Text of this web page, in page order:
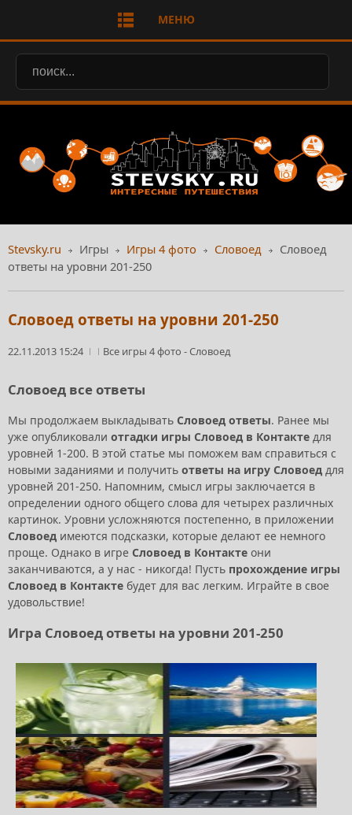
МЕНЮ
Stevsky.ru Игры Игры 4 фото Словоед
Словоед
ответы на уровни 201-250
Словоед ответы на уровни 201-250
22.11.2013 15:24 Все игры 4 фото -Словоед
Словоед все ответы
Мы продолжаем выкладывать Словоед ответы. Ранее мы
уже опубликовали отгадки игры Словоед в Контакте для
уровней 1-200. В этой статье мы поможем вам справиться с
новыми заданиями и получить ответы на игру Словоед для
уровней 201-250. Напомним, смысл игры заключается в
определении одного общего слова для четырех различных
картинок. Уровни усложняются постепенно, в приложении
Словоед имеются подсказки, которые делают ее немного
проще. Однако в игре Словоед в Контакте они
заканчиваются, а у нас - никогда! Пусть прохождение игры
Словоед в Контакте будет для вас легким. Играйте в свое
удовольствие!
Игра Словоед ответы на уровни 201-250